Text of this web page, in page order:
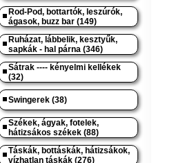
Rod-Pod, bottartók, leszúrók,
ágasok, buzz bar (149)
Ruházat, lábbelik, kesztyűk,
sapkák - hal párna (346)
Sátrak ---- kényelmi kellékek
(32)
Swingerek (38)
Székek, ágyak, fotelek,
hátizsákos székek (88)
Táskák, bottáskák, hátizsákok,
vízhatlan táskák (276)